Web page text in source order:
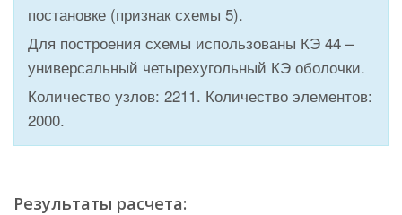
постановке (признак схемы 5).
Для построения схемы использованы КЭ 44 –
универсальный четырехугольный КЭ оболочки.
Количество узлов: 2211. Количество элементов:
2000.
Результаты расчета: